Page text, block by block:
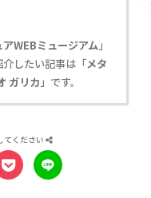
WEBミュージアム」
したい記事は「メタ
ガリカ 」です。
てください